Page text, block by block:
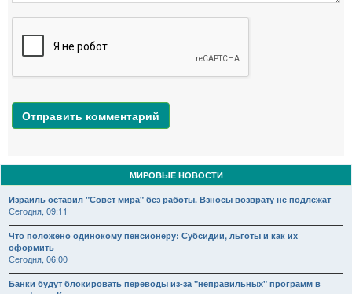
Отправить комментарий
МИРОВЫЕ НОВОСТИ
Израиль оставил "Совет мира" без работы. Взносы возврату не подлежат
Сегодня, 09:11
Что положено одинокому пенсионеру: Субсидии, льготы и как их
оформить
Сегодня, 06:00
Банки будут блокировать переводы из-за "неправильных" программ в